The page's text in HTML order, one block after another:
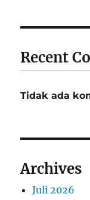
Recent
Tidak ada
Archives
Juli 2026